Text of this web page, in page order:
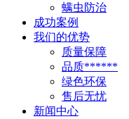
螨虫防治
成功案例
我们的优势
质量保障
品质******
绿色环保
售后无忧
新闻中心